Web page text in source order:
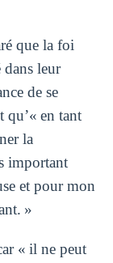
que la foi
leur
de se
qu’« en tant
la
important
et pour mon
»
« il ne peut